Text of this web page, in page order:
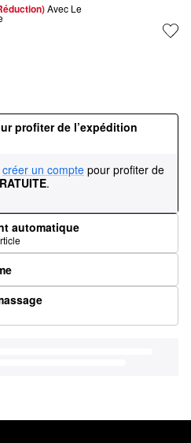
Avec Le
profiter de l’expédition
créer un compte pour profiter de
.
automatique